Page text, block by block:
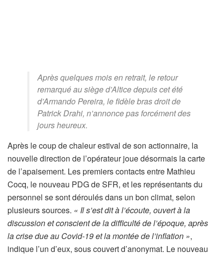
Après quelques mois en retrait, le retour
remarqué au siège d’Altice depuis cet été
d’Armando Pereira, le fidèle bras droit de
Patrick Drahi, n’annonce pas forcément des
jours heureux.
Après le coup de chaleur estival de son actionnaire, la
nouvelle direction de l’opérateur joue désormais la carte
de l’apaisement. Les premiers contacts entre Mathieu
Cocq, le nouveau PDG de SFR, et les représentants du
personnel se sont déroulés dans un bon climat, selon
plusieurs sources. « Il s’est dit à l’écoute, ouvert à la
discussion et conscient de la difficulté de l’époque, après
la crise due au Covid-19 et la montée de l’inflation »,
indique l’un d’eux, sous couvert d’anonymat. Le nouveau